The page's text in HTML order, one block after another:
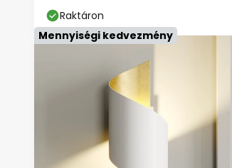
Raktáron
Mennyiségi kedvezmény